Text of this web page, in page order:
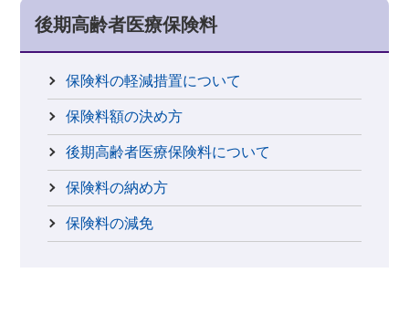
後期高齢者医療保険料
保険料の軽減措置について
保険料額の決め方
後期高齢者医療保険料について
保険料の納め方
保険料の減免